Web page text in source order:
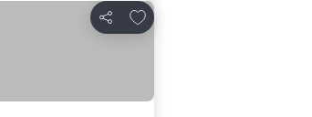
Partilhar
Adicionar aos favoritos